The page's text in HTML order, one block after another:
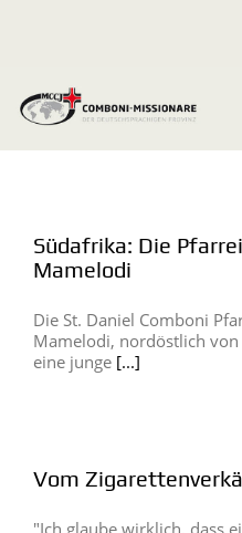
Südafrika: Die
Mamelodi
Die St. Daniel Comboni
Mamelodi, nordöstlich
eine junge [...]
Vom
"Ich glaube wirklich, dass